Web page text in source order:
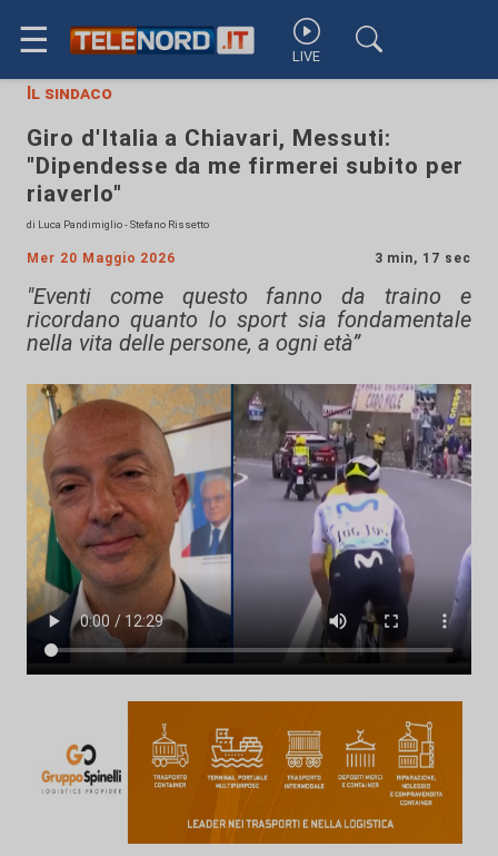
☰ LIVE
Il sindaco
Giro d'Italia a Chiavari, Messuti:
"Dipendesse da me firmerei subito per
riaverlo"
di Luca Pandimiglio - Stefano Rissetto
Mer 20 Maggio 2026 3 min, 17 sec
"Eventi come questo fanno da traino e
ricordano quanto lo sport sia fondamentale
nella vita delle persone, a ogni età”